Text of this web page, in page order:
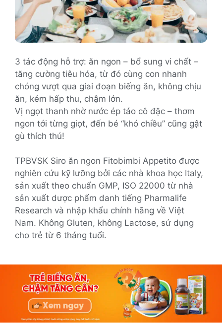
3 tác động hỗ trợ: ăn ngon – bổ sung vi chất –
tăng cường tiêu hóa, từ đó cùng con nhanh
chóng vượt qua giai đoạn biếng ăn, không chịu
ăn, kém hấp thu, chậm lớn.
Vị ngọt thanh nhờ nước ép táo cô đặc – thơm
ngon tới từng giọt, đến bé “khó chiều” cũng gật
gù thích thú!
TPBVSK Siro ăn ngon Fitobimbi Appetito được
nghiên cứu kỹ lưỡng bởi các nhà khoa học Italy,
sản xuất theo chuẩn GMP, ISO 22000 từ nhà
sản xuất dược phẩm danh tiếng Pharmalife
Research và nhập khẩu chính hãng về Việt
Nam. Không Gluten, không Lactose, sử dụng
cho trẻ từ 6 tháng tuổi.